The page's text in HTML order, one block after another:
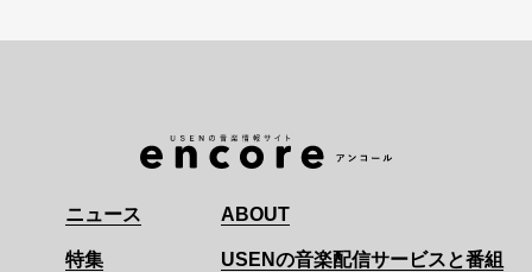
ニュース
特集
ABOUT
USENの音楽配信サービスと番組